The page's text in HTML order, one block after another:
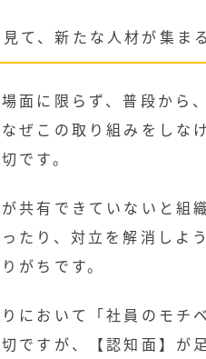
て、新たな人材が集まる
面に限らず、普段から
ぜこの取り組みをしな
です。
が共有できていないと
たり、対立を解消しよ
がちです。
において「社員のモチ
ですが、【認知面】が